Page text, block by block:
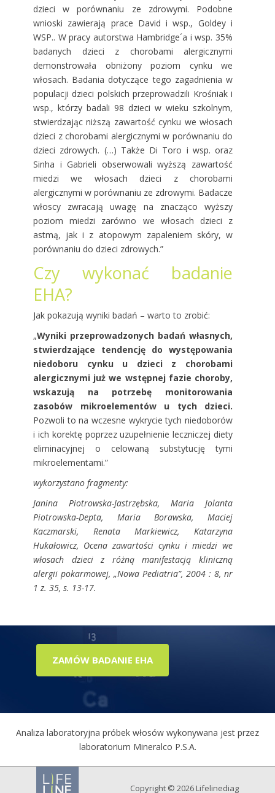
dzieci w porównaniu ze zdrowymi. Podobne
wnioski zawierają prace David i wsp., Goldey i
WSP.. W pracy autorstwa Hambridge´a i wsp. 35%
badanych dzieci z chorobami alergicznymi
demonstrowała obniżony poziom cynku we
włosach. Badania dotyczące tego zagadnienia w
populacji dzieci polskich przeprowadzili Krośniak i
wsp., którzy badali 98 dzieci w wieku szkolnym,
stwierdzając niższą zawartość cynku we włosach
dzieci z chorobami alergicznymi w porównaniu do
dzieci zdrowych. (…) Także Di Toro i wsp. oraz
Sinha i Gabrieli obserwowali wyższą zawartość
miedzi we włosach dzieci z chorobami
alergicznymi w porównaniu ze zdrowymi. Badacze
włoscy zwracają uwagę na znacząco wyższy
poziom miedzi zarówno we włosach dzieci z
astmą, jak i z atopowym zapaleniem skóry, w
porównaniu do dzieci zdrowych.”
Czy wykonać badanie
EHA?
Jak pokazują wyniki badań – warto to zrobić:
„Wyniki przeprowadzonych badań własnych,
stwierdzające tendencję do występowania
niedoboru cynku u dzieci z chorobami
alergicznymi już we wstępnej fazie choroby,
wskazują na potrzebę monitorowania
zasobów mikroelementów u tych dzieci.
Pozwoli to na wczesne wykrycie tych niedoborów
i ich korektę poprzez uzupełnienie leczniczej diety
eliminacyjnej o celowaną substytucję tymi
mikroelementami.”
wykorzystano fragmenty:
Janina Piotrowska-Jastrzębska, Maria Jolanta
Piotrowska-Depta, Maria Borawska, Maciej
Kaczmarski, Renata Markiewicz, Katarzyna
Hukałowicz, Ocena zawartości cynku i miedzi we
włosach dzieci z różną manifestacją kliniczną
alergii pokarmowej, „Nowa Pediatria”, 2004 : 8, nr
1 z. 35, s. 13-17.
ZAMÓW BADANIE EHA
Analiza laboratoryjna próbek włosów wykonywana jest przez
laboratorium Mineralco P.S.A.
Copyright © 2026 Lifelinediag